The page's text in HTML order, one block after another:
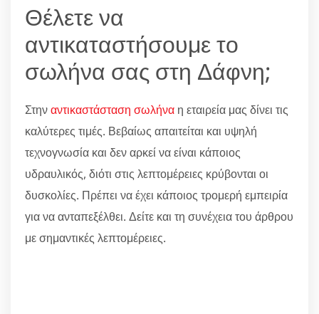
Θέλετε να
αντικαταστήσουμε το
σωλήνα σας στη Δάφνη;
Στηναντικαστάσταση σωλήνα η εταιρεία μας δίνει τις
καλύτερες τιμές. Βεβαίως απαιτείται και υψηλή
τεχνογνωσία και δεν αρκεί να είναι κάποιος
υδραυλικός, διότι στις λεπτομέρειες κρύβονται οι
δυσκολίες. Πρέπει να έχει κάποιος τρομερή εμπειρία
για να ανταπεξέλθει. Δείτε και τη συνέχεια του άρθρου
με σημαντικές λεπτομέρειες.